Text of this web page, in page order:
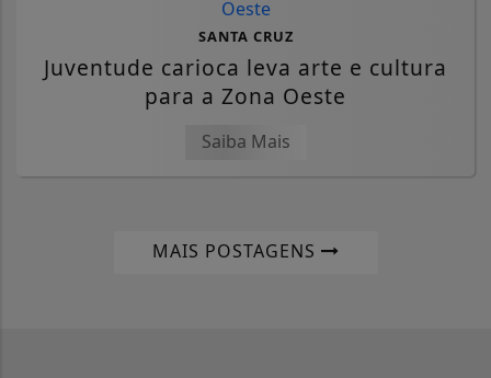
SANTA CRUZ
Juventude carioca leva arte e cultura
para a Zona Oeste
Saiba Mais
MAIS POSTAGENS